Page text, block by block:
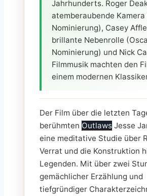
Jahrhunderts. Roger
atemberaubende Kamera
Nominierung), Casey
brillante Nebenrolle
Nominierung) und Nick
Filmmusik machten den
einem modernen
Der Film über die letzten
berühmten Outlaws Jesse
eine meditative Studie über
Verrat und die Konstruktion
Legenden. Mit über zwei
gemächlicher Erzählung und
tiefgründiger